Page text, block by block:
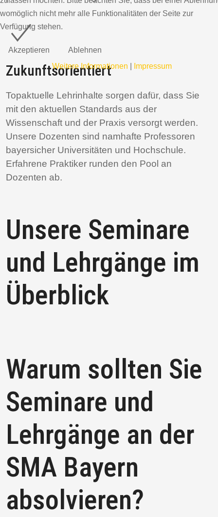
Zukunftsorientiert
Topaktuelle Lehrinhalte sorgen dafür, dass Sie
mit den aktuellen Standards aus der
Wissenschaft und der Praxis versorgt werden.
Unsere Dozenten sind namhafte Professoren
bayersicher Universitäten und Hochschule.
Erfahrene Praktiker runden den Pool an
Dozenten ab.
Unsere Seminare
und Lehrgänge im
Überblick
Warum sollten Sie
Seminare und
Lehrgänge an der
SMA Bayern
absolvieren?
womöglich nicht mehr alle Funktionalitäten der Seite zur
Verfügung stehen.
Akzeptieren
Ablehnen
Weitere Informationen
Impressum